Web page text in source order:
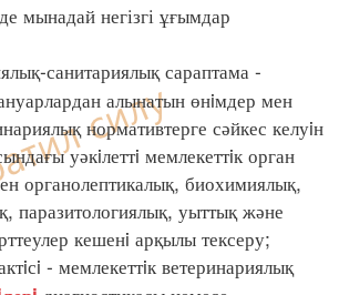
негізгі ұғымдар
санитариялық сараптама -
алынатын өнiмдер мен
нормативтерге сәйкес келуiн
уәкiлеттi мемлекеттiк орган
органолептикалық, биохимиялық,
паразитологиялық, уыттық және
кешенi арқылы тексеру;
- мемлекеттiк ветеринариялық